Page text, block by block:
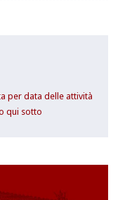
per data delle attività
qui sotto